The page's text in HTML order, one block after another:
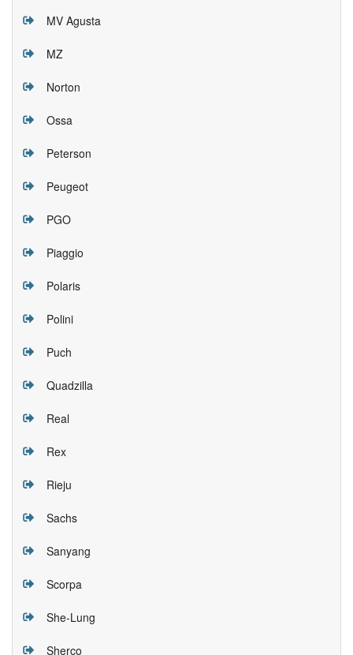
MV Agusta
MZ
Norton
Ossa
Peterson
Peugeot
PGO
Piaggio
Polaris
Polini
Puch
Quadzilla
Real
Rex
Rieju
Sachs
Sanyang
Scorpa
She-Lung
Sherco